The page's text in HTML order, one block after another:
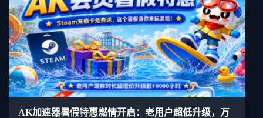
AK加速器暑假特惠燃情开启：老用户超低升级，万